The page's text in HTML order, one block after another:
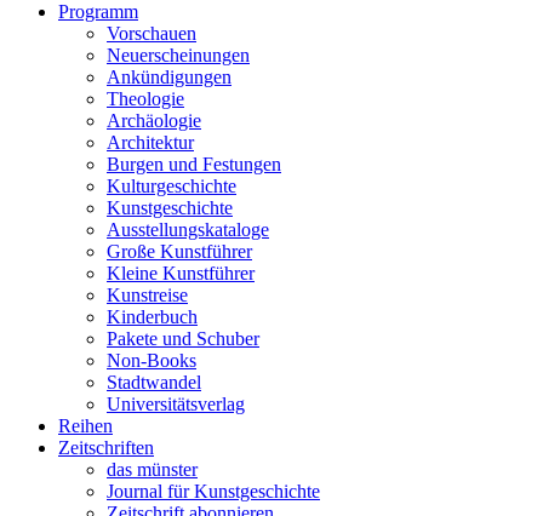
Programm
Vorschauen
Neuerscheinungen
Ankündigungen
Theologie
Archäologie
Architektur
Burgen und Festungen
Kulturgeschichte
Kunstgeschichte
Ausstellungskataloge
Große Kunstführer
Kleine Kunstführer
Kunstreise
Kinderbuch
Pakete und Schuber
Non-Books
Stadtwandel
Universitätsverlag
Reihen
Zeitschriften
das münster
Journal für Kunstgeschichte